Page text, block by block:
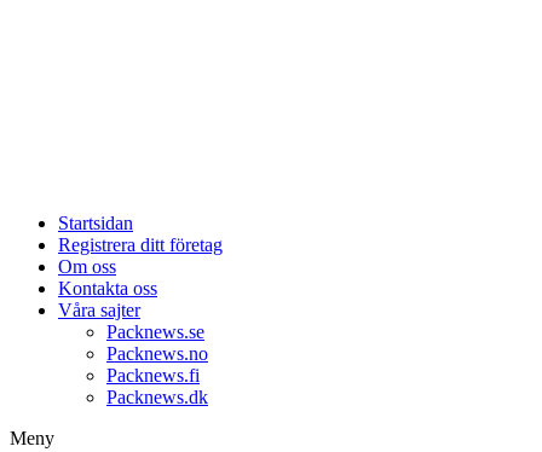
Startsidan
Registrera ditt företag
Om oss
Kontakta oss
Våra sajter
Packnews.se
Packnews.no
Packnews.fi
Packnews.dk
Meny